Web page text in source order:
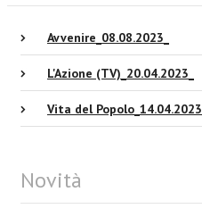
Avvenire_08.08.2023_
L'Azione (TV)_20.04.2023_
Vita del Popolo_14.04.2023_
Novità